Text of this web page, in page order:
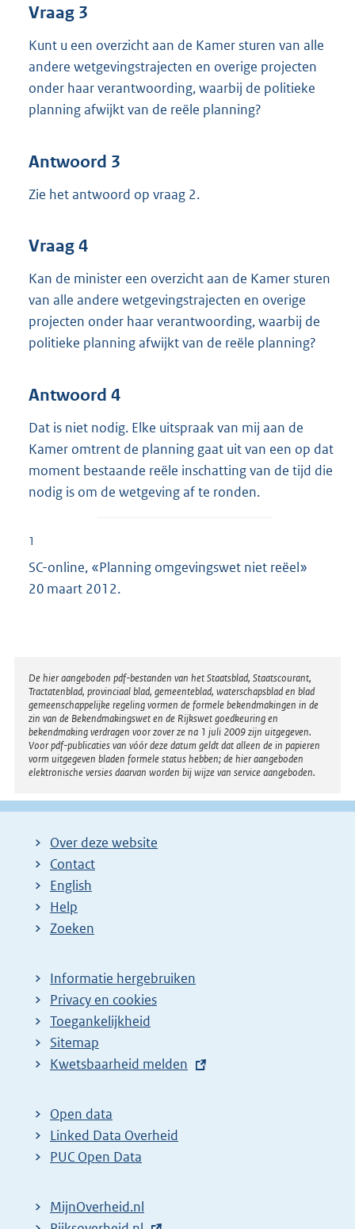
Vraag 3
Kunt u een overzicht aan de Kamer sturen van alle
andere wetgevingstrajecten en overige projecten
onder haar verantwoording, waarbij de politieke
planning afwijkt van de reële planning?
Antwoord 3
Zie het antwoord op vraag 2.
Vraag 4
Kan de minister een overzicht aan de Kamer sturen
van alle andere wetgevingstrajecten en overige
projecten onder haar verantwoording, waarbij de
politieke planning afwijkt van de reële planning?
Antwoord 4
Dat is niet nodig. Elke uitspraak van mij aan de
Kamer omtrent de planning gaat uit van een op dat
moment bestaande reële inschatting van de tijd die
nodig is om de wetgeving af te ronden.
1
SC-online, «Planning omgevingswet niet reëel»
20 maart 2012.
Disclaimer
De hier aangeboden pdf-bestanden van het Staatsblad, Staatscourant,
Tractatenblad, provinciaal blad, gemeenteblad, waterschapsblad en blad
gemeenschappelijke regeling vormen de formele bekendmakingen in de
zin van de Bekendmakingswet en de Rijkswet goedkeuring en
bekendmaking verdragen voor zover ze na 1 juli 2009 zijn uitgegeven.
Voor pdf-publicaties van vóór deze datum geldt dat alleen de in papieren
vorm uitgegeven bladen formele status hebben; de hier aangeboden
elektronische versies daarvan worden bij wijze van service aangeboden.
Over deze website
Contact
English
Help
Zoeken
Informatie hergebruiken
Privacy en cookies
Toegankelijkheid
Sitemap
E
t
e
r
l
Kwetsbaarheid melden
Open data
Linked Data Overheid
PUC Open Data
MijnOverheid.nl